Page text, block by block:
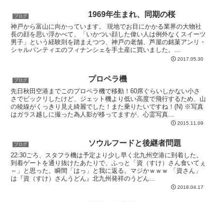
ブログ 1969年生まれ、同期の桜
神戸から富山に向かっています。 現地でお目にかかる業界の大物社
長の顔を思い浮かべて、「いかつい顔した偉い人は例外なくスイーツ
男子」という経験則を踏まえつつ、神戸の老舗、芦屋の銘菓アンリ・
シャルパンティエのフィナンシェを手土産に買いました。...
2017.05.30
ブログ プロペラ機
先日秋田空港までこのプロペラ機で移動！60席ぐらいしかない小さ
さでビックリしたけど、ジェット機より低い高度で飛行するため、山
の稜線がくっきり見え綺麗でした！また乗りたいですね！(N) ※写真
はガラス越しに撮った為人影が移ってますが、心霊写真...
2015.11.09
ブログ ソウルフードと後継者問題
22:30ごろ、スタフラ機は予定より少し早く北九州空港に到着した。
到着ゲートを通り抜けたあたりで、ふっと「資（すけ）さん食いてぇ
～」と思った。瞬間「はっ」と我に返る。マジかｗｗｗ 「資さん」
は『資（すけ）さんうどん』北九州発祥のうどん...
2018.04.17